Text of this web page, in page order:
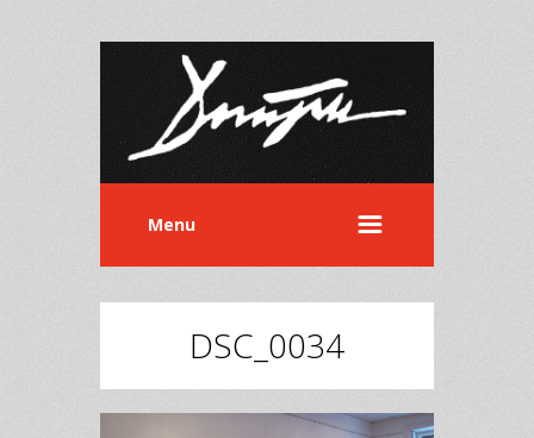
Menu
DSC_0034